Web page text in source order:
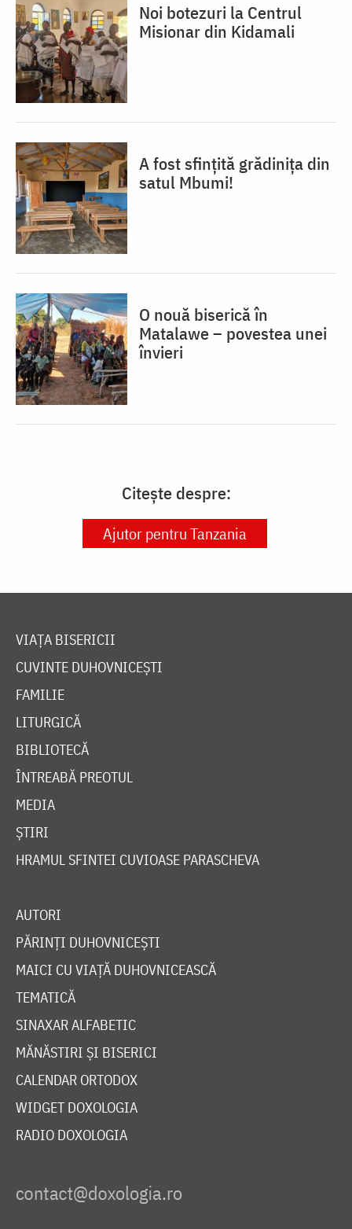
Noi botezuri la Centrul
Misionar din Kidamali
A fost sfințită grădinița din
satul Mbumi!
O nouă biserică în
Matalawe – povestea unei
învieri
Citește despre:
Ajutor pentru Tanzania
VIAȚA BISERICII
CUVINTE DUHOVNICEȘTI
FAMILIE
LITURGICĂ
BIBLIOTECĂ
ÎNTREABĂ PREOTUL
MEDIA
ȘTIRI
HRAMUL SFINTEI CUVIOASE PARASCHEVA
AUTORI
PĂRINȚI DUHOVNICEȘTI
MAICI CU VIAȚĂ DUHOVNICEASCĂ
TEMATICĂ
SINAXAR ALFABETIC
MĂNĂSTIRI ȘI BISERICI
CALENDAR ORTODOX
WIDGET DOXOLOGIA
RADIO DOXOLOGIA